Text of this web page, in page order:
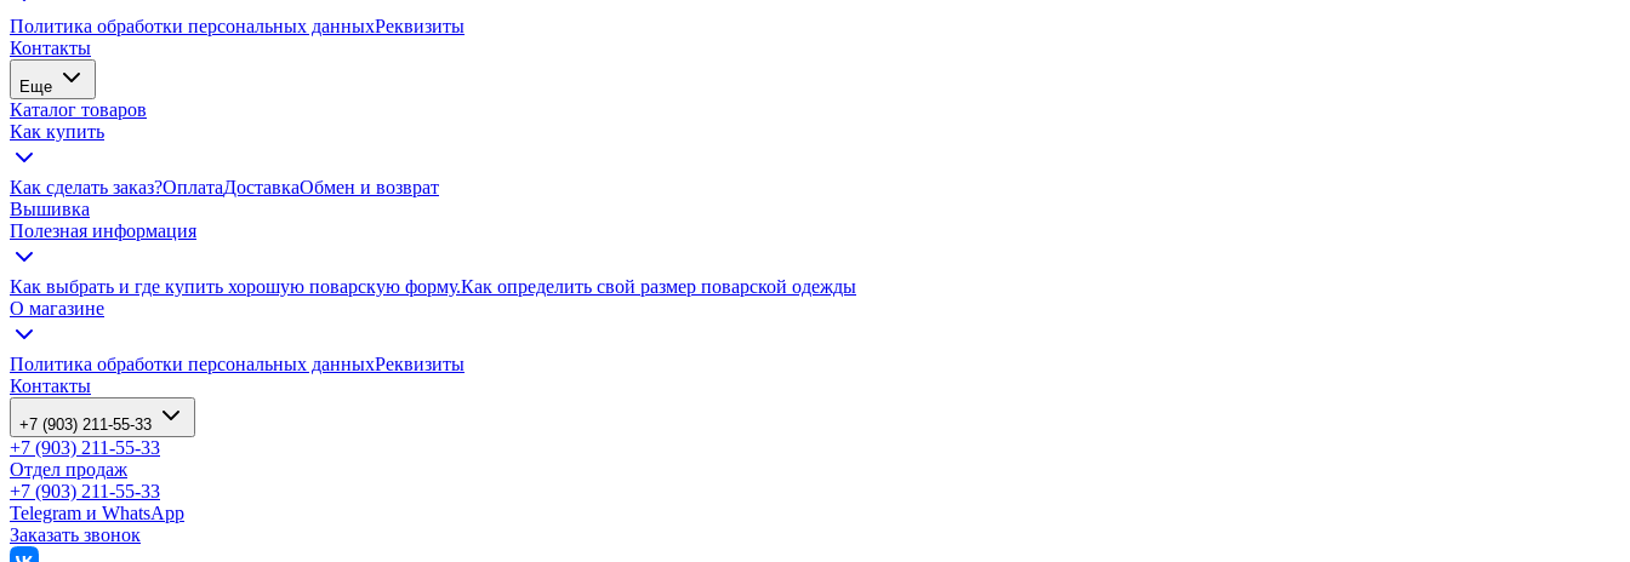
Политика обработки персональных данныхРеквизиты
Контакты
Еще
Каталог товаров
Как купить
Как сделать заказ?ОплатаДоставкаОбмен и возврат
Вышивка
Полезная информация
Как выбрать и где купить хорошую поварскую форму.Как определить свой размер поварской одежды
О магазине
Политика обработки персональных данныхРеквизиты
Контакты
+7 (903) 211-55-33
+7 (903) 211-55-33
Отдел продаж
+7 (903) 211-55-33
Telegram и WhatsApp
Заказать звонок